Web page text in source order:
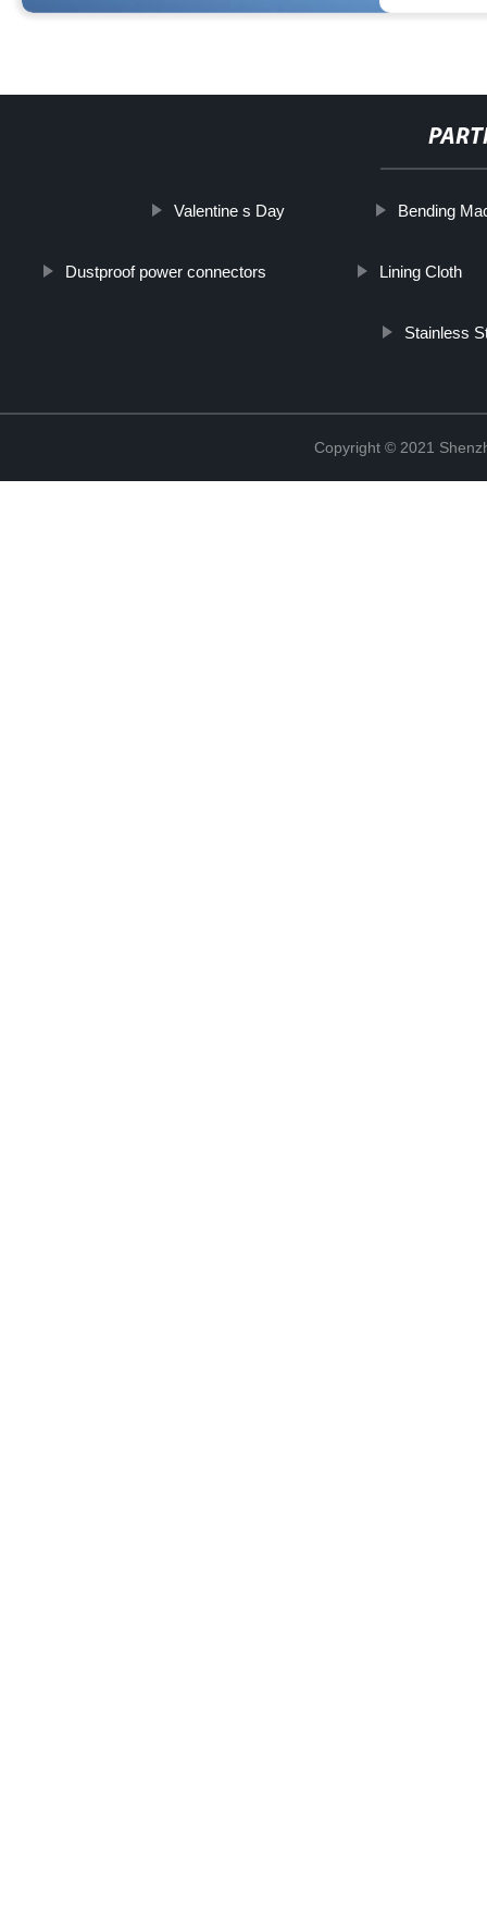
Valentine s Day Bending
Dustproof power connectors Lining Cloth
Stainless
Copyright © 2021